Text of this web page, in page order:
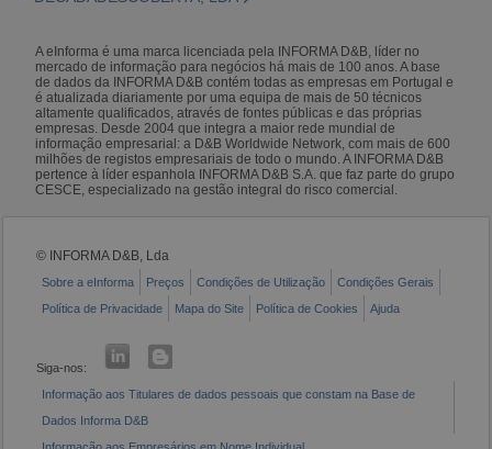
A eInforma é uma marca licenciada pela INFORMA D&B, líder no
mercado de informação para negócios há mais de 100 anos. A base
de dados da INFORMA D&B contém todas as empresas em Portugal e
é atualizada diariamente por uma equipa de mais de 50 técnicos
altamente qualificados, através de fontes públicas e das próprias
empresas. Desde 2004 que integra a maior rede mundial de
informação empresarial: a D&B Worldwide Network, com mais de 600
milhões de registos empresariais de todo o mundo. A INFORMA D&B
pertence à líder espanhola INFORMA D&B S.A. que faz parte do grupo
CESCE, especializado na gestão integral do risco comercial.
© INFORMA D&B, Lda
Sobre a eInforma Preços Condições de Utilização
Condições Gerais
Política de Privacidade
Mapa do Site Política de Cookies Ajuda
Siga-nos:
Informação aos Titulares de dados pessoais que constam na Base de
Dados Informa D&B